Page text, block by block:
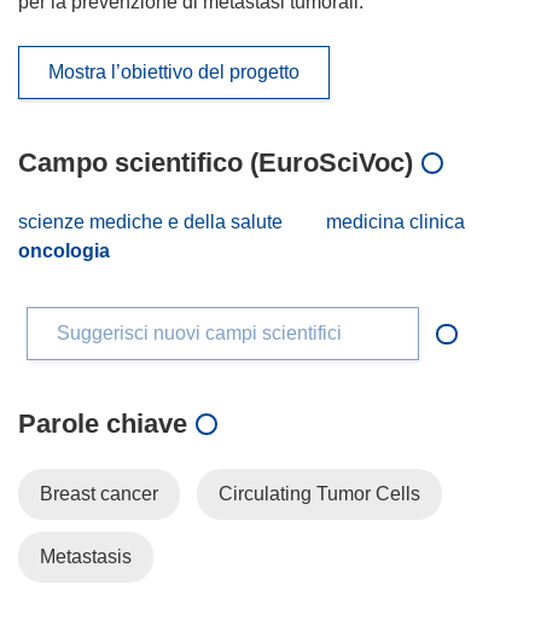
Mostra l’obiettivo del progetto
Campo scientifico (EuroSciVoc)
scienze mediche e della salute
medicina clinica
oncologia
Suggerisci nuovi campi scientifici
Parole chiave
Breast cancer Circulating Tumor Cells
Metastasis